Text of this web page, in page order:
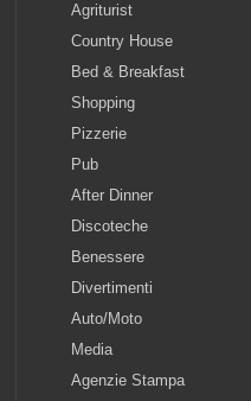
Agriturist
Country House
Bed & Breakfast
Shopping
Pizzerie
Pub
After Dinner
Discoteche
Benessere
Divertimenti
Auto/Moto
Media
Agenzie Stampa